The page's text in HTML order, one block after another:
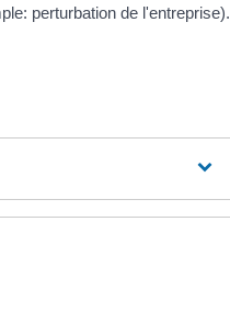
perturbation de l'entreprise).